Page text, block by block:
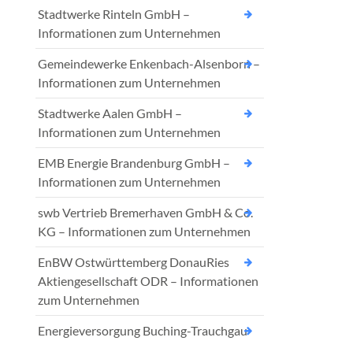
Stadtwerke Rinteln GmbH –
Informationen zum Unternehmen
Gemeindewerke Enkenbach-Alsenborn –
Informationen zum Unternehmen
Stadtwerke Aalen GmbH –
Informationen zum Unternehmen
EMB Energie Brandenburg GmbH –
Informationen zum Unternehmen
swb Vertrieb Bremerhaven GmbH & Co.
KG – Informationen zum Unternehmen
EnBW Ostwürttemberg DonauRies
Aktiengesellschaft ODR – Informationen
zum Unternehmen
Energieversorgung Buching-Trauchgau